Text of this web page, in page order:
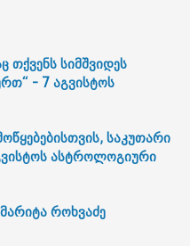
თქვენს სიმშვიდეს
- 7 აგვისტოს
საკუთარი
ასტროლოგიური
როხვაძე